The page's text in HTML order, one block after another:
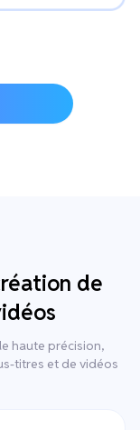
de
haute précision,
titres et de vidéos